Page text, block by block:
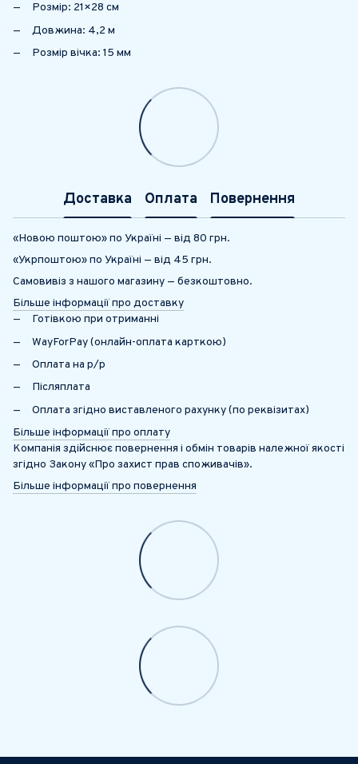
Розмір: 21×28 см
Довжина: 4,2 м
Розмір вічка: 15 мм
Доставка Оплата Повернення
«Новою поштою» по Україні — від 80 грн.
«Укрпоштою» по Україні — від 45 грн.
Самовивіз з нашого магазину — безкоштовно.
Більше інформації про доставку
Готівкою при отриманні
WayForPay (онлайн-оплата карткою)
Оплата на р/р
Післяплата
Оплата згідно виставленого рахунку (по реквізитах)
Більше інформації про оплату
Компанія здійснює повернення і обмін товарів належної якості
згідно Закону «Про захист прав споживачів».
Більше інформації про повернення